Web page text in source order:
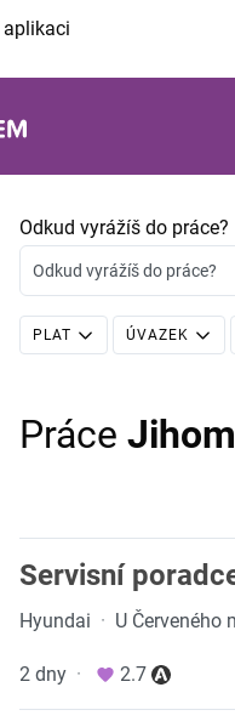
Odkud vyrážíš do práce?
Odkud vyrážíš do práce?
PLAT ÚVAZEK
Práce
Servisní
Hyundai · U Červeného
2 dny · 2.7